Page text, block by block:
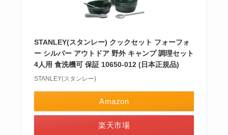
STANLEY(スタンレー) クックセット フォーフォ
ー シルバー アウトドア 野外 キャンプ 調理セット
4人用 食洗機可 保証 10650-012 (日本正規品)
STANLEY(スタンレー)
Amazon
楽天市場